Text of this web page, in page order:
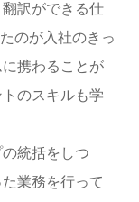
訳ができる仕
のが入社のきっ
携わることが
のスキルも学
統括をしつ
業務を行って